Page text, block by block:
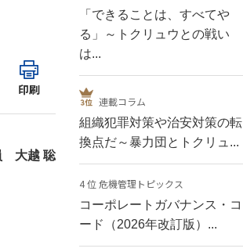
印刷
大越 聡
「できることは、すべてや
る」～トクリュウとの戦い
は...
連載コラム
組織犯罪対策や治安対策の転
換点だ～暴力団とトクリュ...
4 位 危機管理トピックス
コーポレートガバナンス・コ
ード（2026年改訂版）...